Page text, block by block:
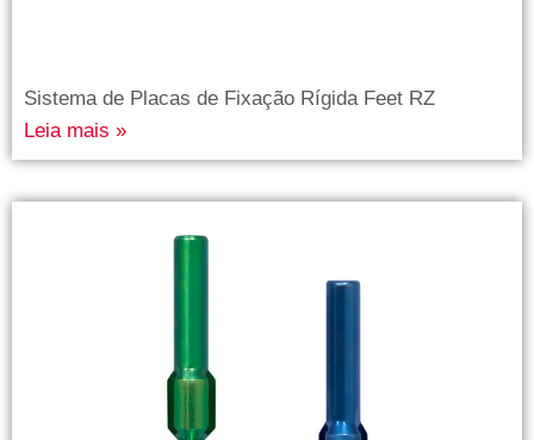
Sistema de Placas de Fixação Rígida Feet RZ
Leia mais »